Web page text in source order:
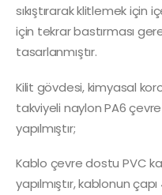
sıkıştırarak klitlemek için
için tekrar bastırması
tasarlanmıştır.
Kilit gövdesi, kimyasal
takviyeli naylon PA6
yapılmıştır;
Kablo çevre dostu PVC
yapılmıştır, kablonun